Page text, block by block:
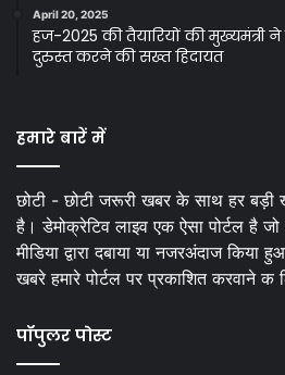
April 20, 2025
हज-2025 की तैयारियों की मुख्यमंत्री ने
दुरुस्त करने की सख्त हिदायत
हमारे बारें में
छोटी - छोटी जरूरी खबर के साथ हर बड़ी
है। डेमोक्रेटिव लाइव एक ऐसा पोर्टल है
मीडिया द्वारा दबाया या नजरअंदाज
खबरे हमारे पोर्टल पर प्रकाशित करवाने
पॉपुलर पोस्ट